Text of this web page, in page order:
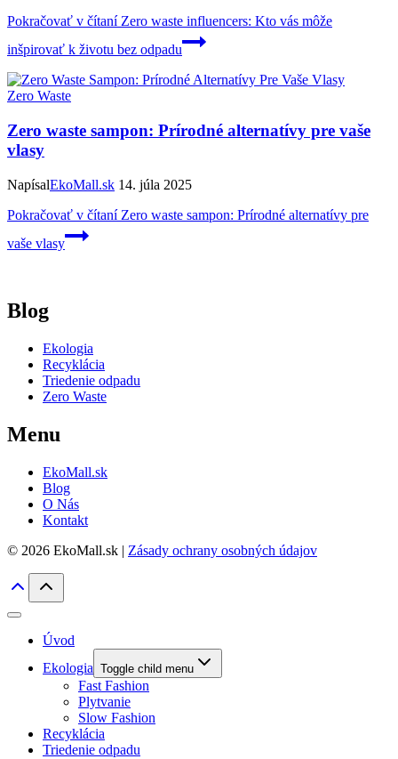
Pokračovať v čítaníZero waste influencers: Kto vás môže
inšpirovať k životu bez odpadu
Zero Waste
Zero waste sampon: Prírodné alternatívy pre vaše
vlasy
NapísalEkoMall.sk 14. júla 2025
Pokračovať v čítaníZero waste sampon: Prírodné alternatívy pre
vaše vlasy
Blog
Ekologia
Recyklácia
Triedenie odpadu
Zero Waste
Menu
EkoMall.sk
Blog
O Nás
Kontakt
© 2026 EkoMall.sk | Zásady ochrany osobných údajov
Úvod
Ekologia Toggle child menu
Fast Fashion
Plytvanie
Slow Fashion
Recyklácia
Triedenie odpadu